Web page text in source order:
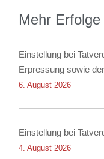
Mehr
Einstellung bei
Erpressung sowie
6. August 2026
Einstellung bei
4. August 2026